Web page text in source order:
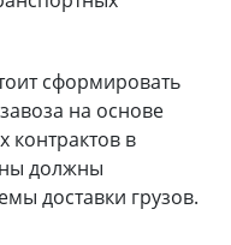
сформировать
на основе
контрактов в
должны
доставки грузов.